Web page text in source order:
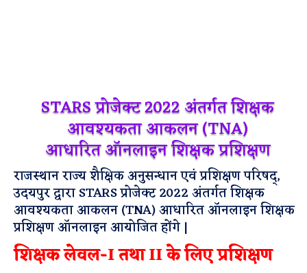
STARS प्रोजेक्ट 2022 अंतर्गत शिक्षक
आवश्यकता आकलन (TNA)
आधारित ऑनलाइन शिक्षक प्रशिक्षण
राजस्थान राज्य शैक्षिक अनुसन्धान एवं प्रशिक्षण परिषद्,
उदयपुर द्वारा STARS प्रोजेक्ट 2022 अंतर्गत शिक्षक
आवश्यकता आकलन (TNA) आधारित ऑनलाइन शिक्षक
प्रशिक्षण ऑनलाइन आयोजित होंगे |
शिक्षक लेवल-I तथा II के लिए प्रशिक्षण